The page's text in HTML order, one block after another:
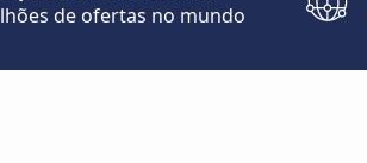
de ofertas no mundo